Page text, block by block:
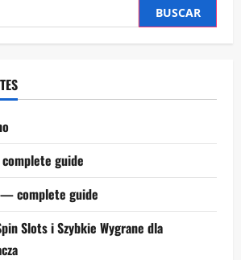
guide
complete guide
Slots i Szybkie Wygrane dla